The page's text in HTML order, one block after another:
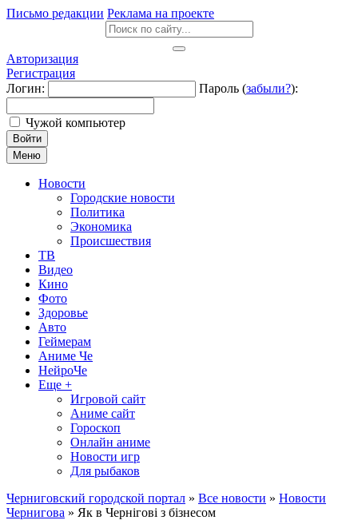
Письмо редакции Реклама на проекте
Авторизация
Регистрация
Логин:
Пароль (забыли?):
Чужой компьютер
Войти
Меню
Новости
Городские новости
Политика
Экономика
Происшествия
ТВ
Видео
Кино
Фото
Здоровье
Авто
Геймерам
Аниме Че
НейроЧе
Еще +
Игровой сайт
Аниме сайт
Гороскоп
Онлайн аниме
Новости игр
Для рыбаков
Черниговский городской портал » Все новости » Новости
Чернигова » Як в Чернігові з бізнесом